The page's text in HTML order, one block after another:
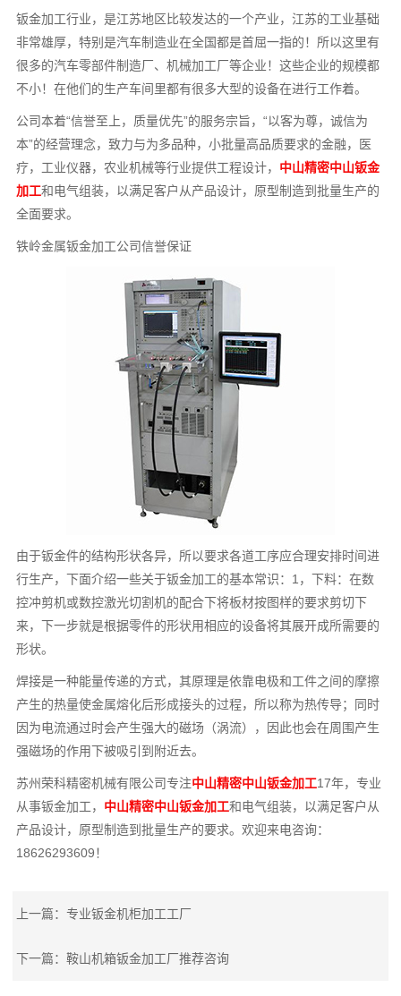
钣金加工行业，是江苏地区比较发达的一个产业，江苏的工业基础
非常雄厚，特别是汽车制造业在全国都是首屈一指的！所以这里有
很多的汽车零部件制造厂、机械加工厂等企业！这些企业的规模都
不小！在他们的生产车间里都有很多大型的设备在进行工作着。
公司本着“信誉至上，质量优先”的服务宗旨，“以客为尊，诚信为
本”的经营理念，致力与为多品种，小批量高品质要求的金融，医
疗，工业仪器，农业机械等行业提供工程设计， 中山精密中山钣金
加工和电气组装，以满足客户从产品设计，原型制造到批量生产的
全面要求。
铁岭金属钣金加工公司信誉保证
由于钣金件的结构形状各异，所以要求各道工序应合理安排时间进
行生产，下面介绍一些关于钣金加工的基本常识：1，下料：在数
控冲剪机或数控激光切割机的配合下将板材按图样的要求剪切下
来，下一步就是根据零件的形状用相应的设备将其展开成所需要的
形状。
焊接是一种能量传递的方式，其原理是依靠电极和工件之间的摩擦
产生的热量使金属熔化后形成接头的过程，所以称为热传导；同时
因为电流通过时会产生强大的磁场（涡流），因此也会在周围产生
强磁场的作用下被吸引到附近去。
苏州荣科精密机械有限公司专注中山精密中山钣金加工17年，专业
从事钣金加工， 中山精密中山钣金加工和电气组装，以满足客户从
产品设计，原型制造到批量生产的要求。欢迎来电咨询：
18626293609！
上一篇：专业钣金机柜加工工厂
下一篇：鞍山机箱钣金加工厂推荐咨询